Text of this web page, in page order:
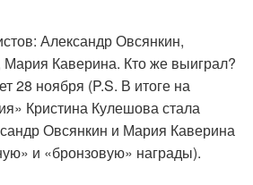
Александр Овсянкин,
Каверина. Кто же выиграл?
28 ноября (P.S. В итоге на
Кристина Кулешова стала
Овсянкин и Мария Каверина
и «бронзовую» награды).